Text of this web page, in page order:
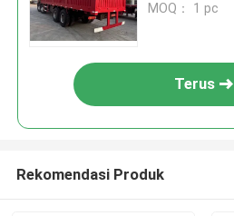
MOQ： 1 pc
Terus
Rekomendasi Produk